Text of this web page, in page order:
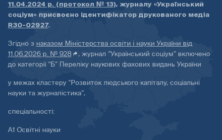
11.04.2024 р. (протокол № 13), журналу «Український
соціум» присвоєно ідентифікатор друкованого медіа
R30-02927.
Згідно з наказом Міністерства освіти і науки України від
11.06.2026 р. № 928
, журнал “Український соціум” включено
до категорії “Б” Переліку наукових фахових видань України
у межах кластеру “Розвиток людського капіталу, соціальні
науки та журналістика”,
спеціальності:
А1 Освітні науки